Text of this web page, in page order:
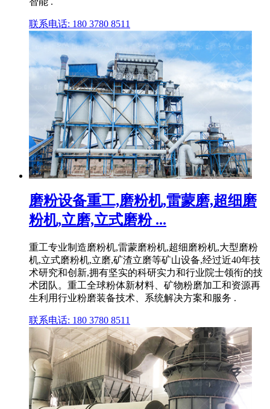
联系电话: 180 3780 8511
磨粉设备重工,磨粉机,雷蒙磨,超细磨
粉机,立磨,立式磨粉 ...
重工专业制造磨粉机,雷蒙磨粉机,超细磨粉机,大型磨粉
机,立式磨粉机,立磨,矿渣立磨等矿山设备,经过近40年技
术研究和创新,拥有坚实的科研实力和行业院士领衔的技
术团队。重工全球粉体新材料、矿物粉磨加工和资源再
生利用行业粉磨装备技术、系统解决方案和服务 .
联系电话: 180 3780 8511